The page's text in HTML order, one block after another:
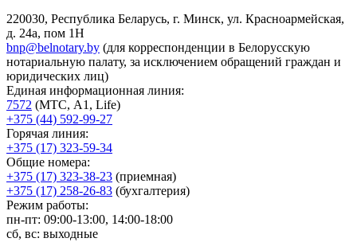
220030, Республика Беларусь, г. Минск, ул. Красноармейская,
д. 24а, пом 1Н
bnp@belnotary.by (для корреспонденции в Белорусскую
нотариальную палату, за исключением обращений граждан и
юридических лиц)
Единая информационная линия:
7572 (МТС, A1, Life)
+375 (44) 592-99-27
Горячая линия:
+375 (17) 323-59-34
Общие номера:
+375 (17) 323-38-23 (приемная)
+375 (17) 258-26-83 (бухгалтерия)
Режим работы:
пн-пт: 09:00-13:00, 14:00-18:00
сб, вс: выходные